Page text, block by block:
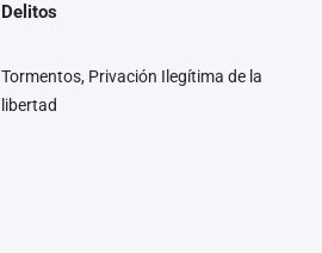
Delitos
Tormentos, Privación Ilegítima de la
libertad